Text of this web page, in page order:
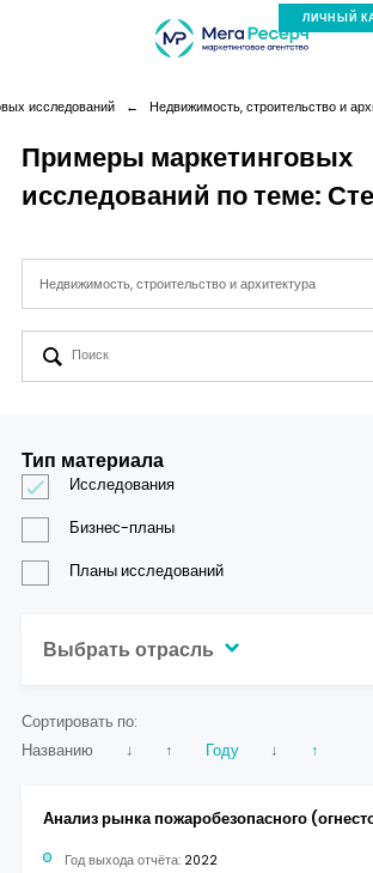
ЛИЧНЫЙ
Компания
Услуги
Новая реальность
Аналитика
Контакты
исследований ← Недвижимость, строительство и
Примеры маркетинговых
исследований по теме:
Недвижимость, строительство и архитектура
Сортировать по:
Названию
↓ ↑ Году ↓ ↑
Анализ рынка пожаробезопасного
Год выхода отчёта: 2022
Тип материала
Исследования
Бизнес-планы
Планы исследований
Выбрать отрасль